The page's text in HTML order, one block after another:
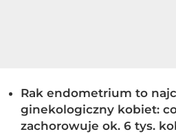
Rak endometrium to
ginekologiczny kobiet:
zachorowuje ok. 6 tys.